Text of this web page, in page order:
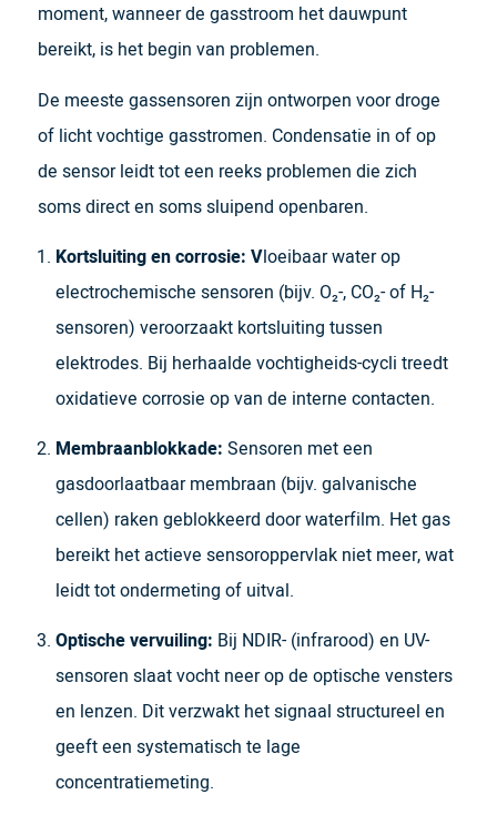
moment, wanneer de gasstroom het dauwpunt
bereikt, is het begin van problemen.
De meeste gassensoren zijn ontworpen voor droge
of licht vochtige gasstromen. Condensatie in of op
de sensor leidt tot een reeks problemen die zich
soms direct en soms sluipend openbaren.
Kortsluiting en corrosie: Vloeibaar water op
electrochemische sensoren (bijv. O₂-, CO₂- of H₂-
sensoren) veroorzaakt kortsluiting tussen
elektrodes. Bij herhaalde vochtigheids-cycli treedt
oxidatieve corrosie op van de interne contacten.
Membraanblokkade: Sensoren met een
gasdoorlaatbaar membraan (bijv. galvanische
cellen) raken geblokkeerd door waterfilm. Het gas
bereikt het actieve sensoroppervlak niet meer, wat
leidt tot ondermeting of uitval.
Optische vervuiling: Bij NDIR- (infrarood) en UV-
sensoren slaat vocht neer op de optische vensters
en lenzen. Dit verzwakt het signaal structureel en
geeft een systematisch te lage
concentratiemeting.